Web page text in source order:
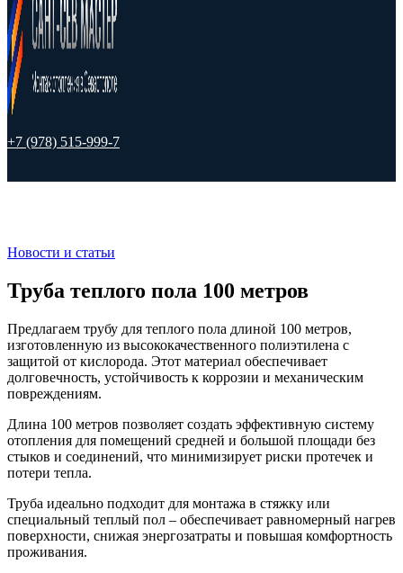
+7 (978) 515-999-7
Новости и статьи
Труба теплого пола 100 метров
Предлагаем трубу для теплого пола длиной 100 метров,
изготовленную из высококачественного полиэтилена с
защитой от кислорода. Этот материал обеспечивает
долговечность, устойчивость к коррозии и механическим
повреждениям.
Длина 100 метров позволяет создать эффективную систему
отопления для помещений средней и большой площади без
стыков и соединений, что минимизирует риски протечек и
потери тепла.
Труба идеально подходит для монтажа в стяжку или
специальный теплый пол – обеспечивает равномерный нагрев
поверхности, снижая энергозатраты и повышая комфортность
проживания.